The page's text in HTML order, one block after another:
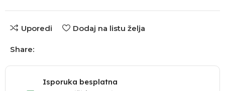
Uporedi Dodaj na listu želja
Share:
Isporuka besplatna